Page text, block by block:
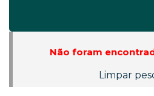
Não foram
Limpar